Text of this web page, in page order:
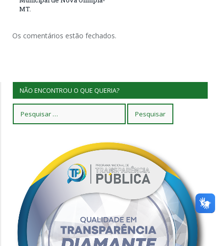
MT.
Os comentários estão fechados.
NÃO ENCONTROU O QUE QUERIA?